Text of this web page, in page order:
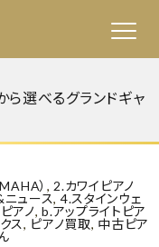
ら選べるグランドギャ
） , 2.カワイピアノ
ニュース, 4.スタインウェ
アノ,b.アップライトピア
ス, ピアノ買取, 中古ピア